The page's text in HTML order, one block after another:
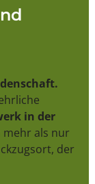
in der
mehr als nur
der